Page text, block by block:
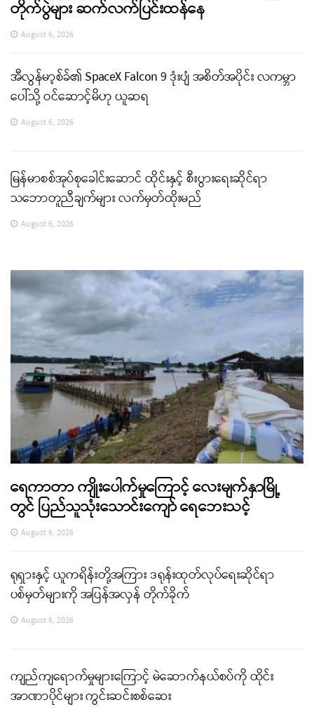
တိုက်ပွဲများ ဆက်လက်ပြင်းထန်နေ
August 6, 2026
အီလွန်မာ့စ်ခ်၏ SpaceX Falcon 9 ဒုံးပျံ အစိတ်အပိုင်း လကမ္ဘာ
ပေါ်သို့ ဝင်ဆောင့်မိဟု ယူဆရ
August 6, 2026
မြန်မာစစ်အုပ်စုခေါင်းဆောင် ထိုင်းနှင့် စီးပွားရေးဆိုင်ရာ
သဘောတူညီချက်များ လက်မှတ်ထိုးမည်
August 6, 2026
ရေကာတာ ကျိုးပေါက်မှုကြောင့် လေးမျက်နှာမြို့
တွင် ပြည်သူသုံးသောင်းကျော် ရေဘေးသင့်
August 6, 2026
ရုရှားနှင့် ယူကရိန်းတို့အကြား ဒရုန်းထုတ်လုပ်ရေးဆိုင်ရာ
ပစ်မှတ်များကို အပြန်အလှန် တိုက်ခိုက်
August 6, 2026
ကျည်ကျရောက်မှုများကြောင့် မဲဆောက်နယ်စပ်ကို ထိုင်း
အာဏာပိုင်များ ကွင်းဆင်းစစ်ဆေး